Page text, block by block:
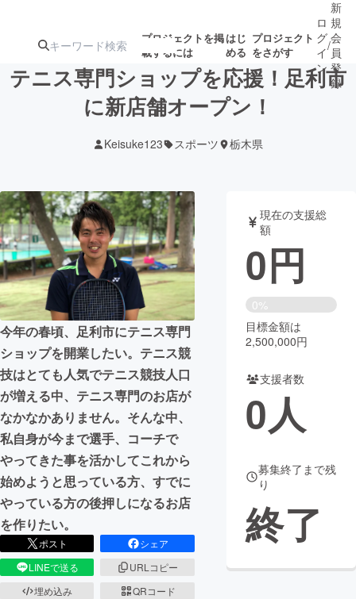
プロジェクトを掲
載するには
はじ
める
プロジェクト
をさがす
ターン
ジェクト
募集終了が近いプ
ロジェクト
アート・写真 音楽
テクノロジー・ガジェット ゲーム・サ
映像・映画 書籍・雑誌
ビジネス・起業 チャレンジ
まちづくり・地域活性化
CAMPFIRE for Social Good
CAMPFIRE Creation
CAMPFIREふるさと納税machi-ya
ロ
グ
イ
ン
/
新
規
会
員
登
録
テニス専門ショップを応援！足利市
に新店舗オープン！
Keisuke123 スポーツ 栃木県
今年の春頃、足利市にテニス専門
ショップを開業したい。テニス競
技はとても人気でテニス競技人口
が増える中、テニス専門のお店が
なかなかありません。そんな中、
私自身が今まで選手、コーチで
やってきた事を活かしてこれから
始めようと思っている方、すでに
やっている方の後押しになるお店
を作りたい。
ポスト
シェア
LINEで送る
URLコピー
埋め込み
QRコード
現在の支援総
額
0円
0%
目標金額は
2,500,000円
支援者数
0人
募集終了まで残
り
終了